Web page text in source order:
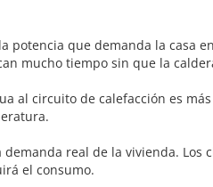
potencia que demanda la casa
mucho tiempo sin que la
al circuito de calefacción es
demanda real de la vivienda.
el consumo.